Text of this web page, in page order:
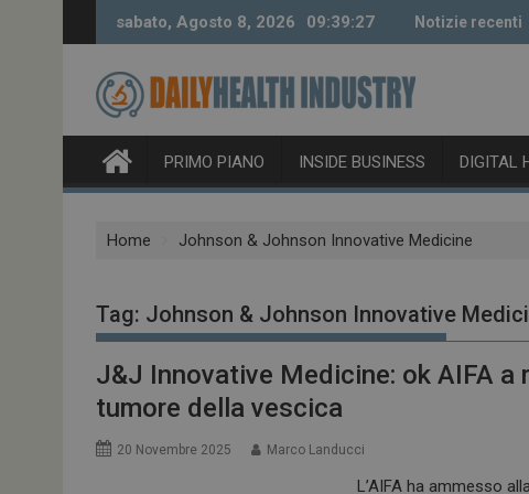
sabato, Agosto 8, 2026 09:39:29 Notizie recenti
PRIMO PIANO INSIDE BUSINESS DIGITAL
Home Johnson & Johnson Innovative Medicine
Tag: Johnson & Johnson Innovative
J&J Innovative Medicine: ok AIFA
tumore della vescica
20 Novembre 2025 Marco Landucci
L’AIFA ha ammesso